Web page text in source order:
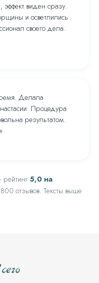
виден сразу.
и осветлились
своего дела.
Делала
Процедура
результатом.
рейтинг5,0 на
отзывов. Тексты выше